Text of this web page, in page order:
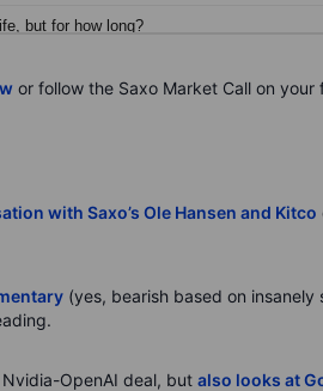
or follow the Saxo Market Call on
with Saxo’s Ole Hansen and Kitco
(yes, bearish based on
OpenAI deal, but also looks at